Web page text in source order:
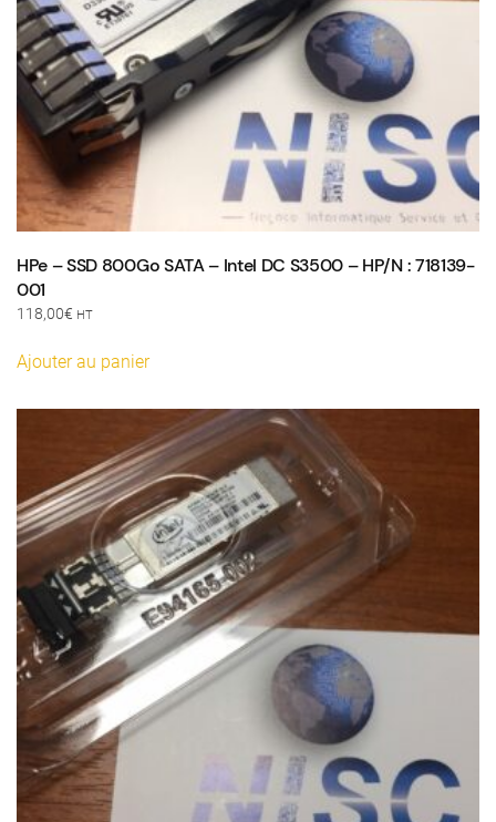
HPe – SSD 800Go SATA – Intel DC S3500 – HP/N : 718139-
001
118,00€ HT
Ajouter au panier